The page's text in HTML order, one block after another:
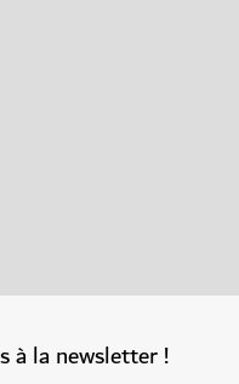
à la newsletter !